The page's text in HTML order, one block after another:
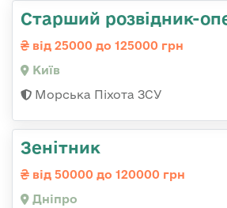
Стаpший pозвідник-
від 25000 до 125000 грн
Київ
Морська Піхота ЗСУ
Зенітник
від 50000 до 120000 грн
Дніпро